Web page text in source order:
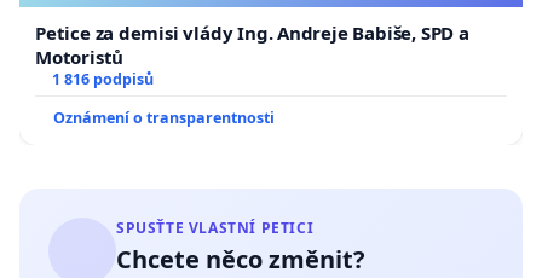
Petice za demisi vlády Ing. Andreje Babiše, SPD a
Motoristů
1 816 podpisů
Oznámení o transparentnosti
SPUSŤTE VLASTNÍ PETICI
Chcete něco změnit?